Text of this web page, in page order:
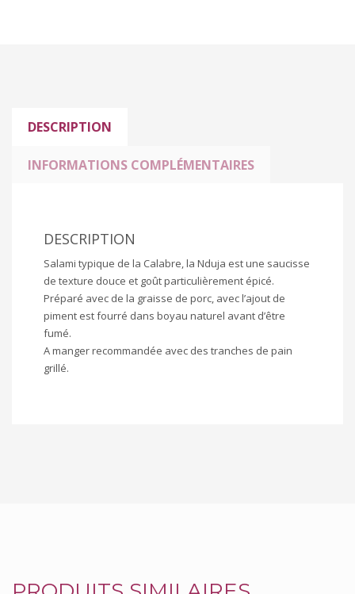
DESCRIPTION
INFORMATIONS COMPLÉMENTAIRES
DESCRIPTION
Salami typique de la Calabre, la Nduja est une saucisse
de texture douce et goût particulièrement épicé.
Préparé avec de la graisse de porc, avec l’ajout de
piment est fourré dans boyau naturel avant d’être
fumé.
A manger recommandée avec des tranches de pain
grillé.